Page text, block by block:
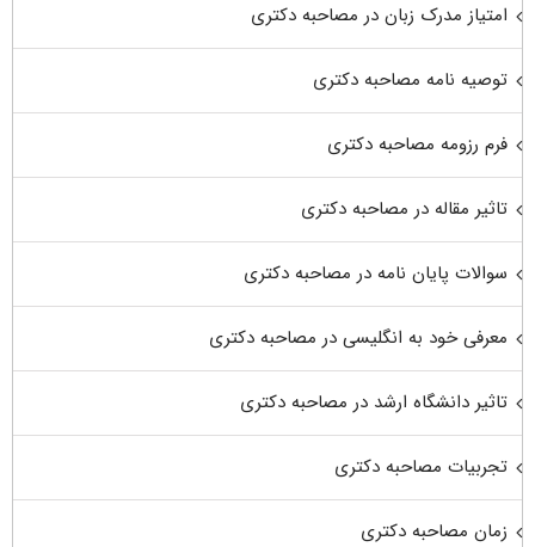
امتیاز مدرک زبان در مصاحبه دکتری
توصیه نامه مصاحبه دکتری
فرم رزومه مصاحبه دکتری
تاثیر مقاله در مصاحبه دکتری
سوالات پایان نامه در مصاحبه دکتری
معرفی خود به انگلیسی در مصاحبه دکتری
تاثیر دانشگاه ارشد در مصاحبه دکتری
تجربیات مصاحبه دکتری
زمان مصاحبه دکتری